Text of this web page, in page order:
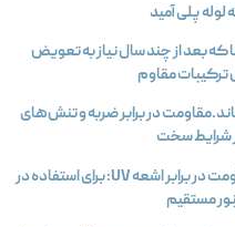
پلی آمید
بعد از چند سال نیاز به تعویض
مقاوم
در برابر ضربه و تنش‌های
سخت
صنعتی نیز ساختار خود را حفظ می‌کند.مقاومت در برابر اشعه UV: برای استفاده در
مستقیم